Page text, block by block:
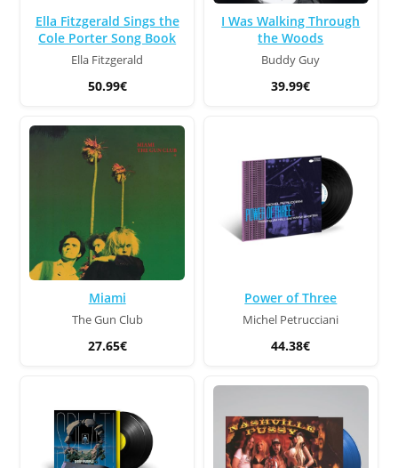
Ella Fitzgerald Sings the
Cole Porter Song Book
Ella Fitzgerald
50.99€
I Was Walking Through
the Woods
Buddy Guy
39.99€
Miami
The Gun Club
27.65€
Power of Three
Michel Petrucciani
44.38€